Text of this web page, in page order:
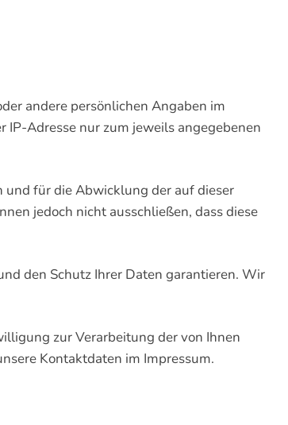
andere persönlichen Angaben im
Adresse nur zum jeweils angegebenen
für die Abwicklung der auf dieser
jedoch nicht ausschließen, dass diese
den Schutz Ihrer Daten garantieren. Wir
zur Verarbeitung der von Ihnen
Kontaktdaten im Impressum.